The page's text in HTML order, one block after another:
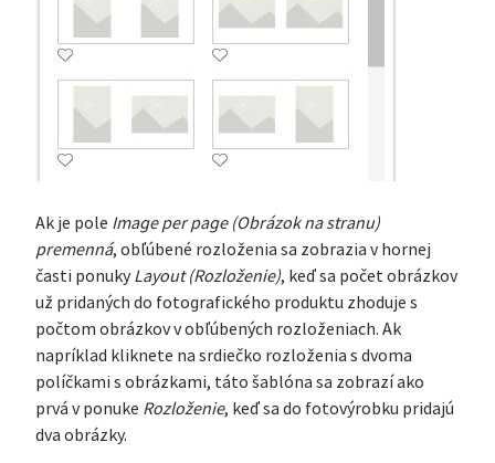
Ak je pole Image per page (Obrázok na stranu)
premenná, obľúbené rozloženia sa zobrazia v hornej
časti ponukyLayout (Rozloženie), keď sa počet obrázkov
už pridaných do fotografického produktu zhoduje s
počtom obrázkov v obľúbených rozloženiach. Ak
napríklad kliknete na srdiečko rozloženia s dvoma
políčkami s obrázkami, táto šablóna sa zobrazí ako
prvá v ponuke Rozloženie, keď sa do fotovýrobku pridajú
dva obrázky.